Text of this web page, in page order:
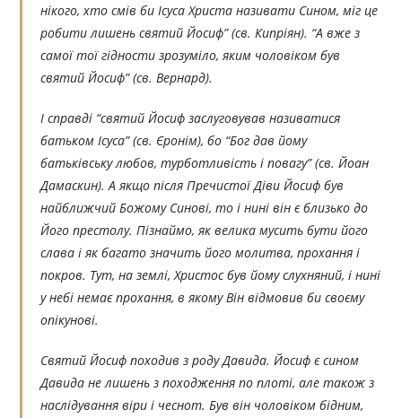
нікого, хто смів би Ісуса Христа називати Сином, міг це
робити лишень святий Йосиф” (св. Кипріян). “А вже з
самої тої гідности зрозуміло, яким чоловіком був
святий Йосиф” (св. Вернард).
І справді “святий Йосиф заслуговував називатися
батьком Ісуса” (св. Єронім), бо “Бог дав йому
батьківську любов, турботливість і повагу” (св. Йоан
Дамаскин). А якщо після Пречистої Діви Йосиф був
найближчий Божому Синові, то і нині він є близько до
Його престолу. Пізнаймо, як велика мусить бути його
слава і як багато значить його молитва, прохання і
покров. Тут, на землі, Христос був йому слухняний, і нині
у небі немає прохання, в якому Він відмовив би своєму
опікунові.
Святий Йосиф походив з роду Давида. Йосиф є сином
Давида не лишень з походження по плоті, але також з
наслідування віри і чеснот. Був він чоловіком бідним,